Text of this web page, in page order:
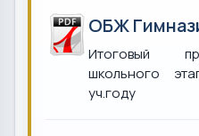
ОБЖ
Итоговый
школьного
уч.году